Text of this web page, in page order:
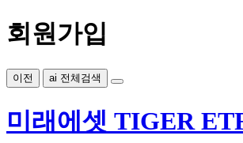
회원가입
이전 ai 전체검색
미래에셋 TIGER